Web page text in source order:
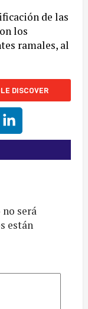
de las
los
ramales, al
DISCOVER
será
están